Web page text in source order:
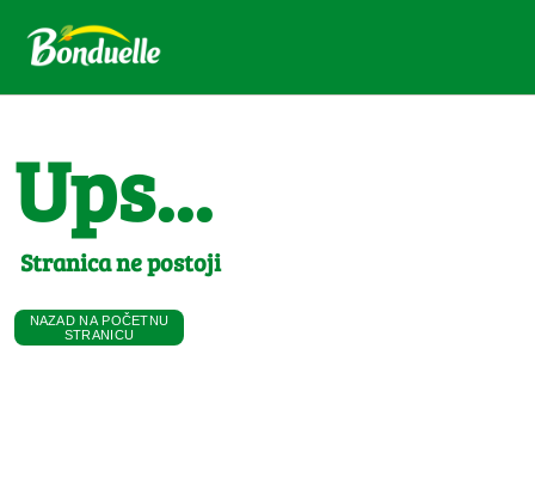
Ups...
Stranica ne postoji
NAZAD NA POČETNU
STRANICU